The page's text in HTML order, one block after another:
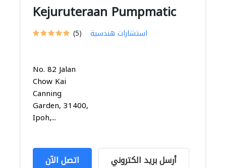
Kejuruteraan Pumpmatic
(5) استشارات هندسية
No. 82 Jalan
Chow Kai
Canning
Garden, 31400,
Ipoh,...
اتصل الآن أرسل بريد الكتروني